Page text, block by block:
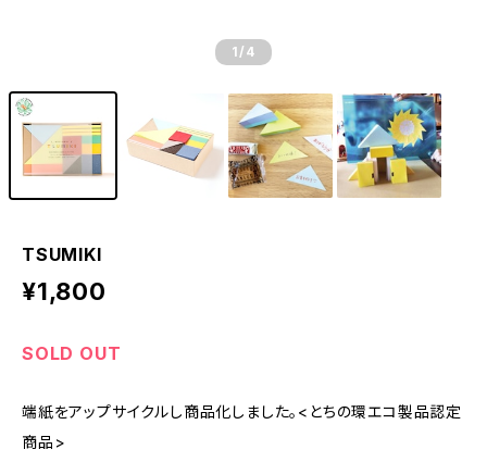
1 /4
TSUMIKI
¥1,800
SOLD OUT
端紙をアップサイクルし商品化しました。<とちの環エコ製品認定
商品>